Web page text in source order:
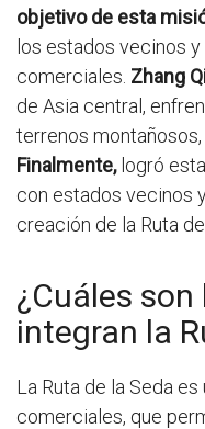
objetivo de esta
los estados vecinos
comerciales. Zhang
de Asia central,
terrenos
Finalmente,logró
con estados vecinos
creación de la Ruta de
¿Cuáles
integran la
La Ruta de la Seda
comerciales, que